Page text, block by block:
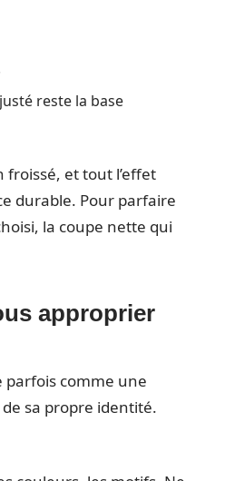
reste la base
et tout l’effet
durable. Pour parfaire
la coupe nette qui
approprier
parfois comme une
sa propre identité.